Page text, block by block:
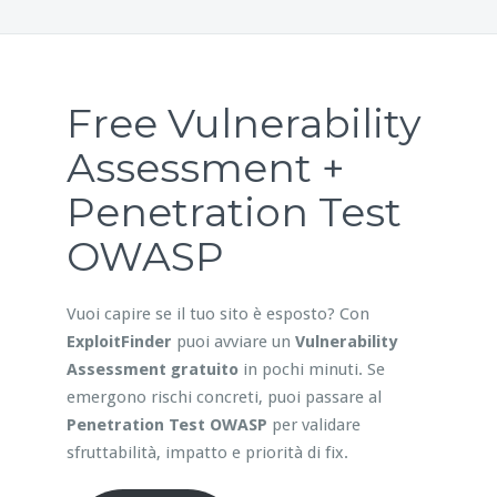
Free Vulnerability
Assessment +
Penetration Test
OWASP
Vuoi capire se il tuo sito è esposto? Con
ExploitFinder puoi avviare un Vulnerability
Assessment gratuitoin pochi minuti. Se
emergono rischi concreti, puoi passare al
Penetration Test OWASP per validare
sfruttabilità, impatto e priorità di fix.